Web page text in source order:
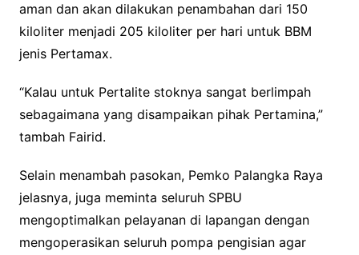
aman dan akan dilakukan penambahan dari 150
kiloliter menjadi 205 kiloliter per hari untuk BBM
jenis Pertamax.
“Kalau untuk Pertalite stoknya sangat berlimpah
sebagaimana yang disampaikan pihak Pertamina,”
tambah Fairid.
Selain menambah pasokan, Pemko Palangka Raya
jelasnya, juga meminta seluruh SPBU
mengoptimalkan pelayanan di lapangan dengan
mengoperasikan seluruh pompa pengisian agar